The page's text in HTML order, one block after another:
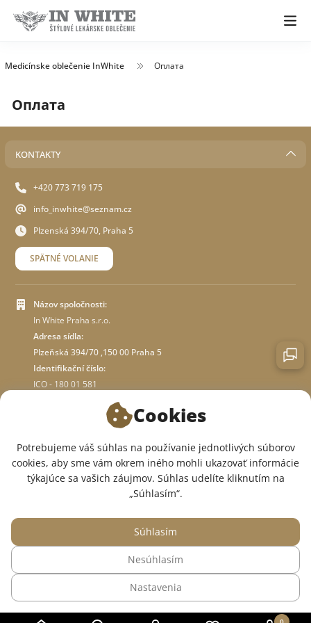
Medicínske oblečenie InWhite Оплата
Оплата
KONTAKTY
+420 773 719 175
info_inwhite@seznam.cz
Plzenská 394/70, Praha 5
SPÄTNÉ VOLANIE
Názov spoločnosti:
In White Praha s.r.o.
Adresa sídla:
Plzeňská 394/70 ,150 00 Praha 5
Identifikační číslo:
ICO - 180 01 581
O OBCHODE
SME V SOCIÁLNYCH SIEŤACH:
© 2015 — 2026, Internetový obchod so zdravotným oblečením InWhite.
Web vytvorilSago Group
Cookies
Potrebujeme váš súhlas na používanie jednotlivých súborov
cookies, aby sme vám okrem iného mohli ukazovať informácie
týkajúce sa vašich záujmov. Súhlas udelíte kliknutím na
„Súhlasím“.
Nastavenia
Nesúhlasím
Súhlasím